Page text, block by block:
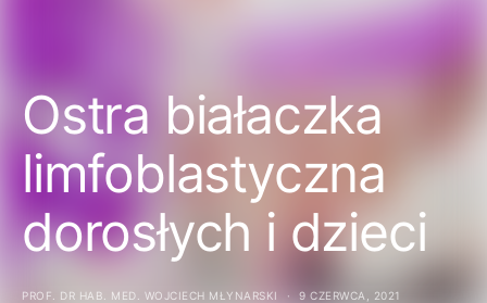
Ostra białaczka
limfoblastyczna
dorosłych i dzieci
PROF. DR HAB. MED. WOJCIECH MŁYNARSKI 9 CZERWCA, 2021